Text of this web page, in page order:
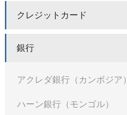
クレジットカード
銀行
アクレダ銀行（カンボジア）
ハーン銀行（モンゴル）